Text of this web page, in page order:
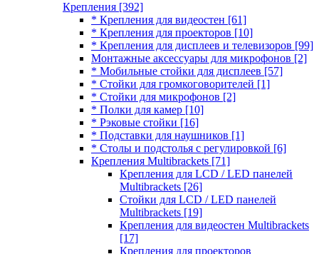
Крепления [392]
* Крепления для видеостен [61]
* Крепления для проекторов [10]
* Крепления для дисплеев и телевизоров [99]
Монтажные аксессуары для микрофонов [2]
* Мобильные стойки для дисплеев [57]
* Стойки для громкоговорителей [1]
* Стойки для микрофонов [2]
* Полки для камер [10]
* Рэковые стойки [16]
* Подставки для наушников [1]
* Столы и подстолья с регулировкой [6]
Крепления Multibrackets [71]
Крепления для LCD / LED панелей
Multibrackets [26]
Стойки для LCD / LED панелей
Multibrackets [19]
Крепления для видеостен Multibrackets
[17]
Крепления для проекторов